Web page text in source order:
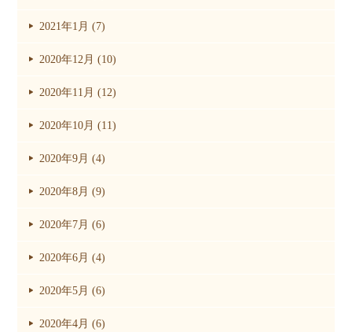
2021年1月 (7)
2020年12月 (10)
2020年11月 (12)
2020年10月 (11)
2020年9月 (4)
2020年8月 (9)
2020年7月 (6)
2020年6月 (4)
2020年5月 (6)
2020年4月 (6)